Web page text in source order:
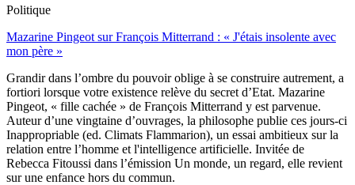
Politique
Mazarine Pingeot sur François Mitterrand : « J'étais insolente avec
mon père »
Grandir dans l’ombre du pouvoir oblige à se construire autrement, a
fortiori lorsque votre existence relève du secret d’Etat. Mazarine
Pingeot, « fille cachée » de François Mitterrand y est parvenue.
Auteur d’une vingtaine d’ouvrages, la philosophe publie ces jours-ci
Inappropriable (ed. Climats Flammarion), un essai ambitieux sur la
relation entre l’homme et l'intelligence artificielle. Invitée de
Rebecca Fitoussi dans l’émission Un monde, un regard, elle revient
sur une enfance hors du commun.